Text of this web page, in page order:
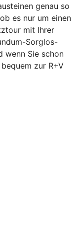
genau so
es nur um einen
mit Ihrer
Sorglos-
wenn Sie schon
zur R+V